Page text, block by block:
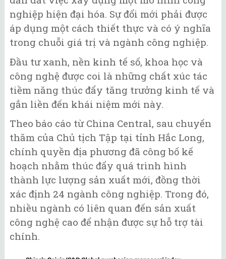
nghiệp hiện đại hóa. Sự đổi mới phải được
áp dụng một cách thiết thực và có ý nghĩa
trong chuỗi giá trị và ngành công nghiệp.
Đầu tư xanh, nền kinh tế số, khoa học và
công nghệ được coi là những chất xúc tác
tiềm năng thúc đẩy tăng trưởng kinh tế và
gắn liền đến khái niệm mới này.
Theo báo cáo từ China Central, sau chuyến
thăm của Chủ tịch Tập tại tỉnh Hắc Long,
chính quyền địa phương đã công bố kế
hoạch nhằm thúc đẩy quá trình hình
thành lực lượng sản xuất mới, đồng thời
xác định 24 ngành công nghiệp. Trong đó,
nhiều ngành có liên quan đến sản xuất
công nghệ cao để nhận được sự hỗ trợ tài
chính.